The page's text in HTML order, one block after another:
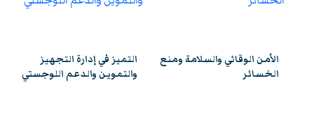
المطبقة في الصحة والسلامة، ومعايير إدارة البيئة والمخاطر
المتخصصين الحاصلين على شهادات عليا وعضويات مهنية في
منظمات الصحة والسلامة العالمية، بما يضمن للمشاركين
الأمن الوقائي والسلامة ومنع
الخسائر
التميز في إدارة التجهيز
والتموين والدعم اللوجستي